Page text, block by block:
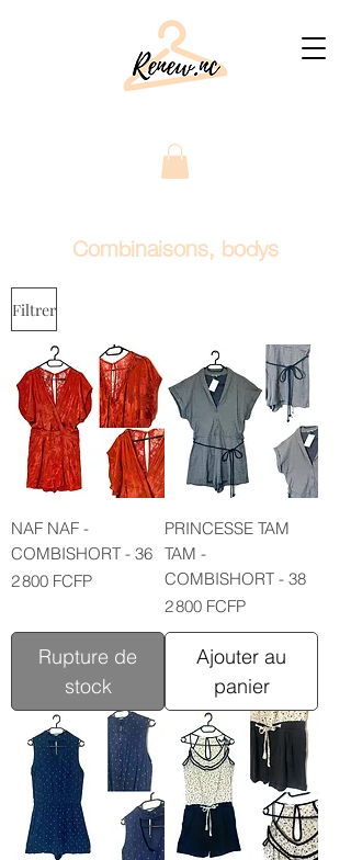
Filtrer
NAF NAF -
COMBISHORT - 36
Prix
2 800 FCFP
Rupture de
stock
PRINCESSE TAM
TAM -
COMBISHORT - 38
Prix
2 800 FCFP
Ajouter au
panier
Combinaisons, bodys